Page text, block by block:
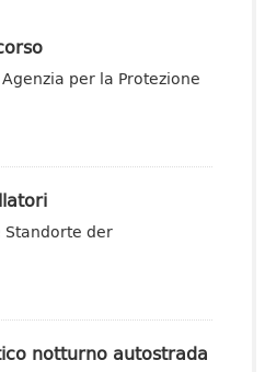
per la Protezione
der
notturno autostrada